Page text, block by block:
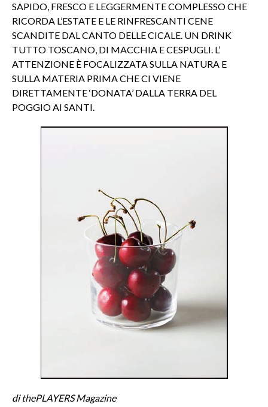
SAPIDO, FRESCO E LEGGERMENTE COMPLESSO CHE
RICORDA L’ESTATE E LE RINFRESCANTI CENE
SCANDITE DAL CANTO DELLE CICALE. UN DRINK
TUTTO TOSCANO, DI MACCHIA E CESPUGLI. L’
ATTENZIONE È FOCALIZZATA SULLA NATURA E
SULLA MATERIA PRIMA CHE CI VIENE
DIRETTAMENTE ‘DONATA’ DALLA TERRA DEL
POGGIO AI SANTI.
di thePLAYERS Magazine